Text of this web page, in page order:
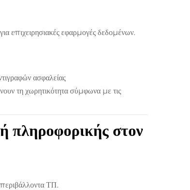
επιχειρησιακές εφαρμογές δεδομένων.
ασφαλείας
τη χωρητικότητα σύμφωνα με τις
πληροφορικής στον
ΤΠ.